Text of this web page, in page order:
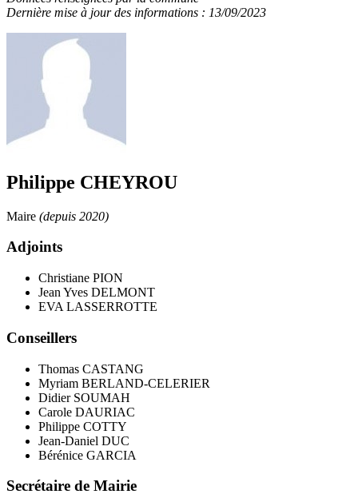
Dernière mise à jour des informations : 13/09/2023
Philippe CHEYROU
Maire (depuis 2020)
Adjoints
Christiane PION
Jean Yves DELMONT
EVA LASSERROTTE
Conseillers
Thomas CASTANG
Myriam BERLAND-CELERIER
Didier SOUMAH
Carole DAURIAC
Philippe COTTY
Jean-Daniel DUC
Bérénice GARCIA
Secrétaire de Mairie